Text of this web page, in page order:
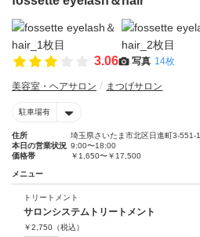
3.06 写真 14枚
美容室・ヘアサロン まつげサロン
駐車場有
住所
埼玉県さいたま市北区日進町3-551-1
本日の営業状況 9:00〜18:00
価格帯
￥1,650〜￥17,500
メニュー
トリートメント
サロンシステムトリートメント
￥2,750 （税込）